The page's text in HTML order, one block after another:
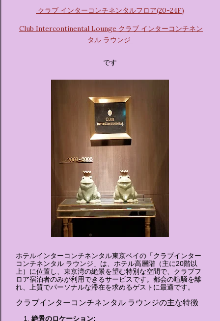
ムキーを受け取り、まるでホテルに滞在するかのような没入
感を味わいながら進んでいきます。ロビーではお花をまとっ
たポムポムプリンが出迎えてくれます。 幻想的な共有スペー
ス ：きらめく光に満ちたガーデンや、美しいボールルーム
ーチ（ポチャッコの隣に座れるエリア）など、写真映え間違
人気キャラクターたちがそれぞれの“好き”や理想を詰め込ん
でデザインした客室のエリアです。 ハローキティ...
クラブ インターコンチネンタルフロア(20-24F)
Club Intercontinental Lounge クラブ インターコンチネン
タル ラウンジ
です
ホテルインターコンチネンタル東京ベイの「クラブインター
コンチネンタル ラウンジ」は、ホテル高層階（主に20階以
上）に位置し、東京湾の絶景を望む特別な空間で、クラブフ
ロア宿泊者のみが利用できるサービスです。都会の喧騒を離
れ、上質でパーソナルな滞在を求めるゲストに最適です。
クラブインターコンチネンタル ラウンジの主な特徴
絶景のロケーション: